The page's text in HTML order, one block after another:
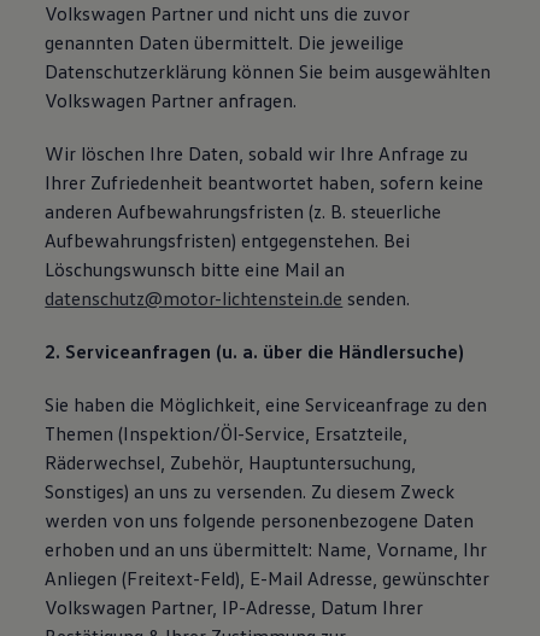
Volkswagen Partner und nicht uns die zuvor
genannten Daten übermittelt. Die jeweilige
Datenschutzerklärung können Sie beim ausgewählten
Volkswagen Partner anfragen.
Wir löschen Ihre Daten, sobald wir Ihre Anfrage zu
Ihrer Zufriedenheit beantwortet haben, sofern keine
anderen Aufbewahrungsfristen (z. B. steuerliche
Aufbewahrungsfristen) entgegenstehen. Bei
Löschungswunsch bitte eine Mail an
datenschutz@motor-lichtenstein.de senden.
2. Serviceanfragen (u. a. über die Händlersuche)
Sie haben die Möglichkeit, eine Serviceanfrage zu den
Themen (Inspektion/Öl-Service, Ersatzteile,
Räderwechsel, Zubehör, Hauptuntersuchung,
Sonstiges) an uns zu versenden. Zu diesem Zweck
werden von uns folgende personenbezogene Daten
erhoben und an uns übermittelt: Name, Vorname, Ihr
Anliegen (Freitext-Feld), E-Mail Adresse, gewünschter
Volkswagen Partner, IP-Adresse, Datum Ihrer